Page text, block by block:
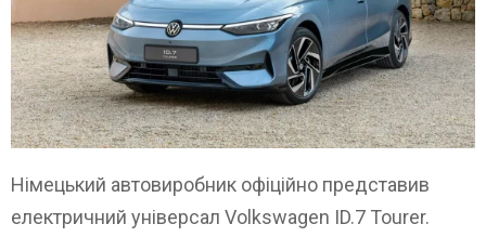
Німецький автовиробник офіційно представив
електричний універсал Volkswagen ID.7 Tourer.